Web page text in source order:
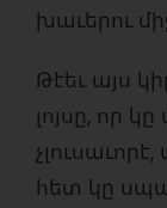
խաւերու
Թէեւ այս
լոյսը, որ
հետ կը